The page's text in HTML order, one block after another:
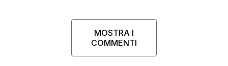
MOSTRA I
COMMENTI